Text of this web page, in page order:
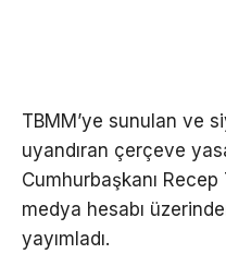
TBMM’ye sunulan ve
uyandıran çerçeve
Cumhurbaşkanı
medya hesabı
yayımladı.